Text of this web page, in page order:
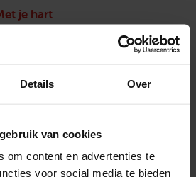
Details Over
van cookies
om content en advertenties te
voor social media te bieden
je hart
je hart laat ouderen die zich
weer genieten en inspireert
het Appeltje van Oranje.
Contact
Klachtenprocedure